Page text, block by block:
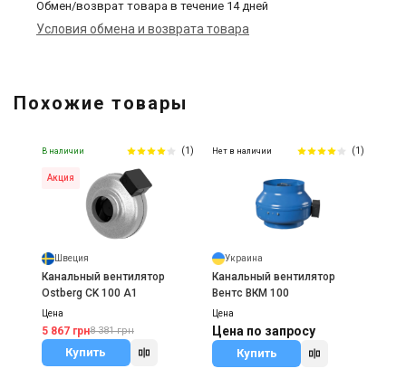
Обмен/возврат товара в течение 14 дней
Условия обмена и возврата товара
Похожие товары
В наличии (1)
Акция
Швеция
Канальный вентилятор
Ostberg CK 100 A1
Цена
5 867 грн8 381 грн
Купить
Нет в наличии (1)
Украина
Канальный вентилятор
Вентс ВКМ 100
Цена
Цена по запросу
Купить